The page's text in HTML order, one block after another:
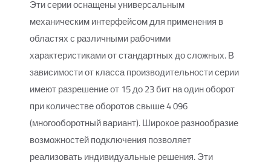
Эти серии оснащены универсальным
механическим интерфейсом для применения в
областях с различными рабочими
характеристиками от стандартных до сложных. В
зависимости от класса производительности серии
имеют разрешение от 15 до 23 бит на один оборот
при количестве оборотов свыше 4 096
(многооборотный вариант). Широкое разнообразие
возможностей подключения позволяет
реализовать индивидуальные решения. Эти